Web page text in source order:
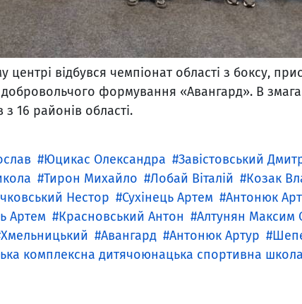
центрі відбувся чемпіонат області з боксу,
добровольчого формування «Авангард». В
з 16 районів області.
Юцикас Олександра Завістовський
Тирон Михайло Лобай Віталій
Козак
Нестор Сухінець Артем Антонюк
Артем Красновський Антон
Алтунян Максим
Хмельницький Авангард Антонюк Артур
комплексна дитячоюнацька спортивна